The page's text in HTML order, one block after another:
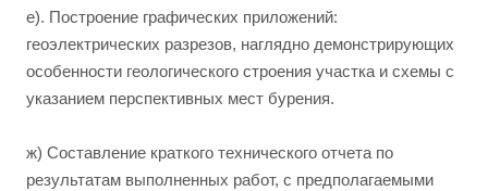
е). Построение графических приложений:
геоэлектрических разрезов, наглядно демонстрирующих
особенности геологического строения участка и схемы с
указанием перспективных мест бурения.
ж) Составление краткого технического отчета по
результатам выполненных работ, с предполагаемыми